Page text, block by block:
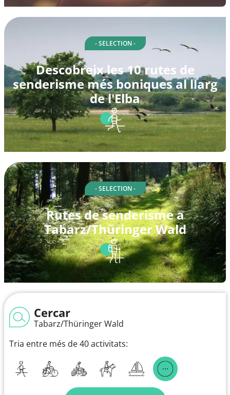
- SELECTION -
Descobreix les 10 rutes de
senderisme més boniques al llarg
de l'Elba
- SELECTION -
Rutes de senderisme a
Tabarz/Thüringer Wald
Cercar
Tabarz/Thüringer Wald
Tria entre més de 40 activitats: